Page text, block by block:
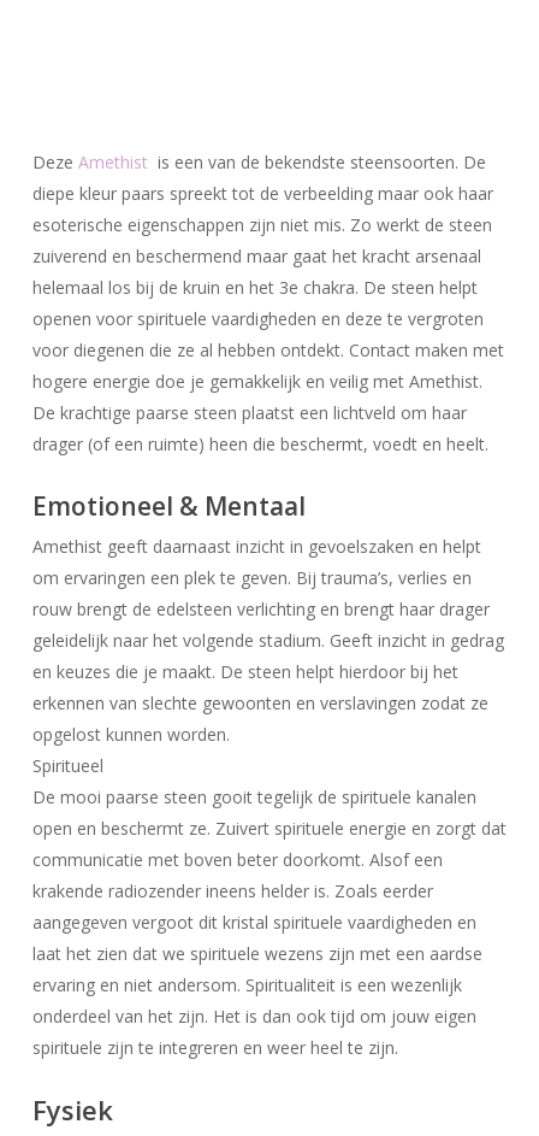
Deze Amethist is een van de bekendste steensoorten. De
diepe kleur paars spreekt tot de verbeelding maar ook haar
esoterische eigenschappen zijn niet mis. Zo werkt de steen
zuiverend en beschermend maar gaat het kracht arsenaal
helemaal los bij de kruin en het 3e chakra. De steen helpt
openen voor spirituele vaardigheden en deze te vergroten
voor diegenen die ze al hebben ontdekt. Contact maken met
hogere energie doe je gemakkelijk en veilig met Amethist.
De krachtige paarse steen plaatst een lichtveld om haar
drager (of een ruimte) heen die beschermt, voedt en heelt.
Emotioneel & Mentaal
Amethist geeft daarnaast inzicht in gevoelszaken en helpt
om ervaringen een plek te geven. Bij trauma’s, verlies en
rouw brengt de edelsteen verlichting en brengt haar drager
geleidelijk naar het volgende stadium. Geeft inzicht in gedrag
en keuzes die je maakt. De steen helpt hierdoor bij het
erkennen van slechte gewoonten en verslavingen zodat ze
opgelost kunnen worden.
Spiritueel
De mooi paarse steen gooit tegelijk de spirituele kanalen
open en beschermt ze. Zuivert spirituele energie en zorgt dat
communicatie met boven beter doorkomt. Alsof een
krakende radiozender ineens helder is. Zoals eerder
aangegeven vergoot dit kristal spirituele vaardigheden en
laat het zien dat we spirituele wezens zijn met een aardse
ervaring en niet andersom. Spiritualiteit is een wezenlijk
onderdeel van het zijn. Het is dan ook tijd om jouw eigen
spirituele zijn te integreren en weer heel te zijn.
Fysiek